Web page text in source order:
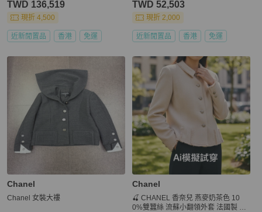
TWD 136,519
現折 4,500
近新閒置品 香港 免運
TWD 52,503
現折 2,000
近新閒置品 香港 免運
Chanel
Chanel 女裝大褸
Chanel
🍒 CHANEL 香奈兒 燕麥奶茶色 10
0%雙蠶絲 流蘇小翻領外套 法國製 42